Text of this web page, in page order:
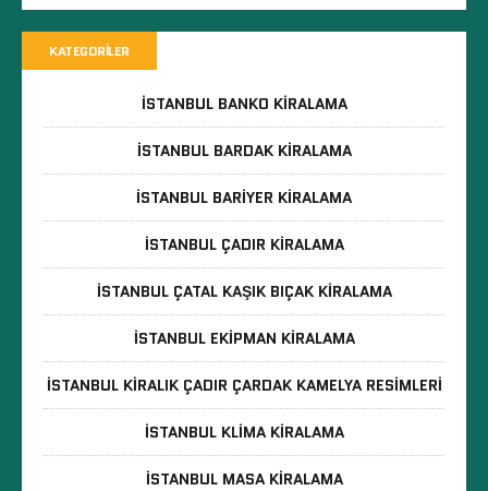
KATEGORILER
İSTANBUL BANKO KIRALAMA
İSTANBUL BARDAK KIRALAMA
İSTANBUL BARIYER KIRALAMA
İSTANBUL ÇADIR KIRALAMA
İSTANBUL ÇATAL KAŞIK BIÇAK KIRALAMA
İSTANBUL EKIPMAN KIRALAMA
İSTANBUL KIRALIK ÇADIR ÇARDAK KAMELYA RESIMLERI
İSTANBUL KLIMA KIRALAMA
İSTANBUL MASA KIRALAMA